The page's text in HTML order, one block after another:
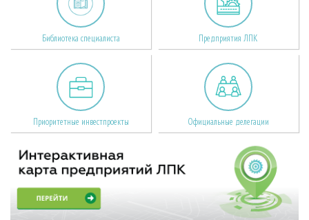
Библиотека специалиста Предприятия ЛПК
Приоритетные инвестпроекты Официальные делегации